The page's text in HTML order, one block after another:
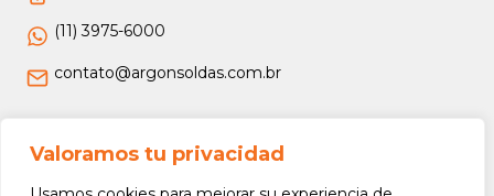
Valoramos tu privacidad
(11) 3975-6000
contato@argonsoldas.com.br
Jurídico
Termos e Condições